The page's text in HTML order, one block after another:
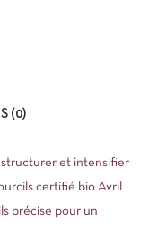
(0)
structurer et intensifier
certifié bio Avril
précise pour un